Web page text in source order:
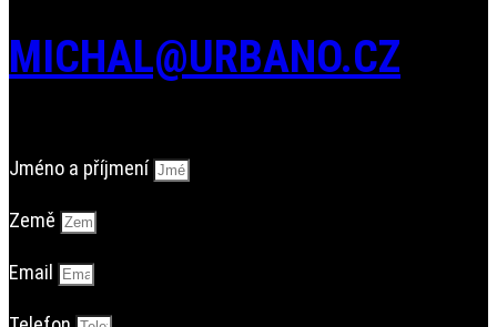
MICHAL@URBANO.CZ
Jméno a příjmení
Země
Email